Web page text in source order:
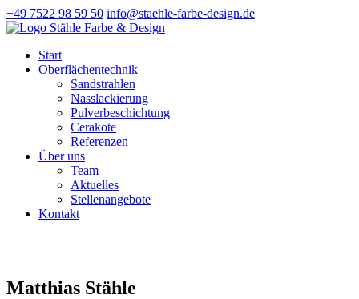
+49 7522 98 59 50 info@staehle-farbe-design.de
Start
Oberflächentechnik
Sandstrahlen
Nasslackierung
Pulverbeschichtung
Cerakote
Referenzen
Über uns
Team
Aktuelles
Stellenangebote
Kontakt
Matthias Stähle